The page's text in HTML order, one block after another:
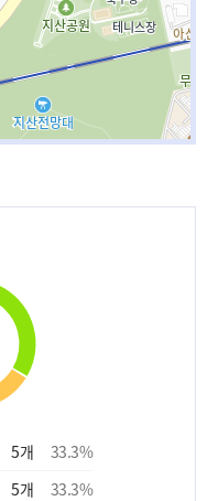
5개 33.3%
5개 33.3%